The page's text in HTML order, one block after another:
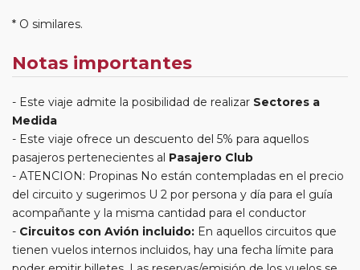
* O similares.
Notas importantes
Este viaje admite la posibilidad de realizar Sectores a
Medida
Este viaje ofrece un descuento del 5% para aquellos
pasajeros pertenecientes al Pasajero Club
ATENCION: Propinas No están contempladas en el precio
del circuito y sugerimos U 2 por persona y día para el guía
acompañante y la misma cantidad para el conductor
Circuitos con Avión incluido: En aquellos circuitos que
tienen vuelos internos incluidos, hay una fecha límite para